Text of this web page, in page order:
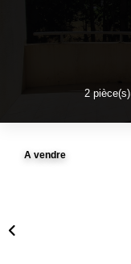
2 pièce(s)
A vendre